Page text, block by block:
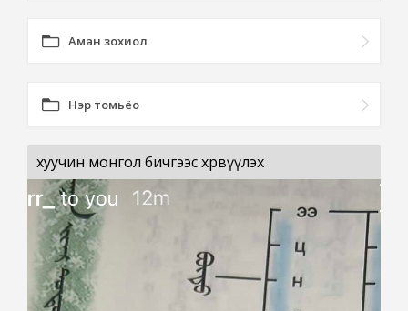
Аман зохиол
Нэр томьёо
хуучин монгол бичгээс хөрвүүлэх